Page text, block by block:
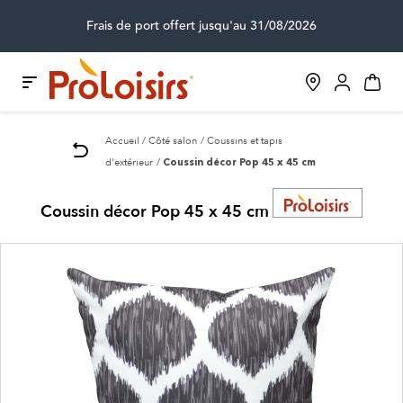
Frais de port offert jusqu'au 31/08/2026
Accueil Côté salon
Coussins et tapis
d'extérieur
Coussin décor Pop 45 x 45 cm
Coussin décor Pop 45 x 45 cm